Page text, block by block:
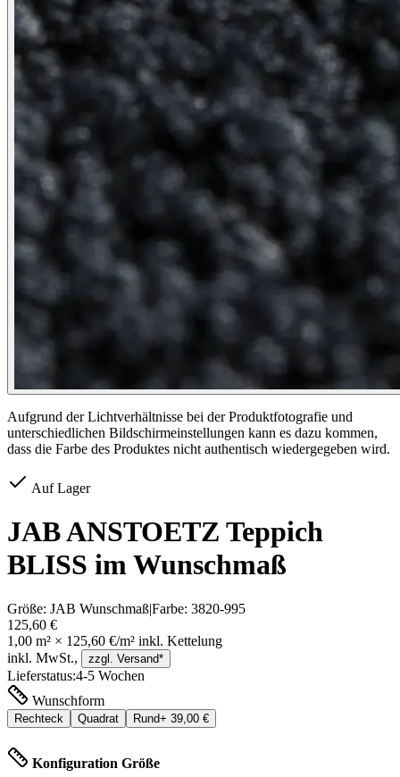
Aufgrund der Lichtverhältnisse bei der Produktfotografie und
unterschiedlichen Bildschirmeinstellungen kann es dazu kommen,
dass die Farbe des Produktes nicht authentisch wiedergegeben wird.
Auf Lager
JAB ANSTOETZ Teppich
BLISS im Wunschmaß
Größe: JAB Wunschmaß|Farbe: 3820-995
125,60 €
1,00 m² × 125,60 €/m² inkl. Kettelung
inkl. MwSt.,
zzgl. Versand*
Lieferstatus:4-5 Wochen
Wunschform
Rechteck Quadrat Rund+ 39,00 €
Konfiguration Größe